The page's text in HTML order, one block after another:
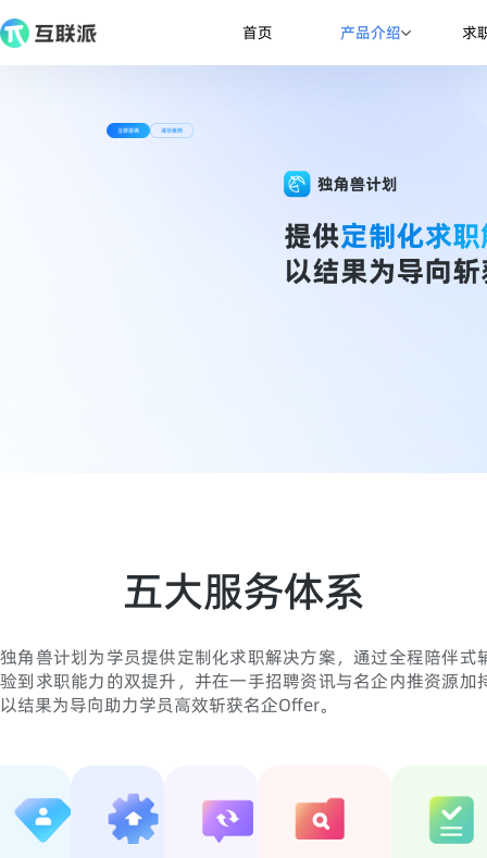
首页 产品介绍 求
五大服务体系
独角兽计划为学员提供定制化求职解决方案，通过全程陪伴式
验到求职能力的双提升，并在一手招聘资讯与名企内推资源加
以结果为导向助力学员高效斩获名企Offer。